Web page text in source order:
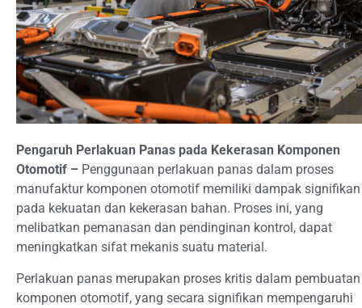
Pengaruh Perlakuan Panas pada Kekerasan Komponen
Otomotif – Penggunaan perlakuan panas dalam proses
manufaktur komponen otomotif memiliki dampak signifikan
pada kekuatan dan kekerasan bahan. Proses ini, yang
melibatkan pemanasan dan pendinginan kontrol, dapat
meningkatkan sifat mekanis suatu material.
Perlakuan panas merupakan proses kritis dalam pembuatan
komponen otomotif, yang secara signifikan mempengaruhi